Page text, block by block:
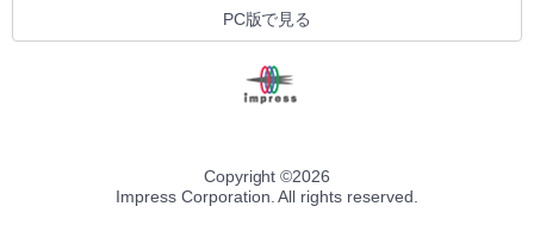
PC版で見る
Copyright ©2026
Impress Corporation. All rights reserved.